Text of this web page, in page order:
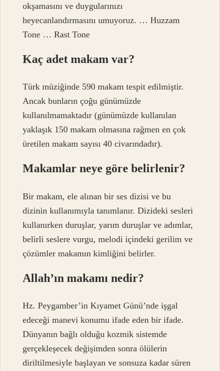
okşamasını ve duygularınızı
heyecanlandırmasını umuyoruz. … Huzzam
Tone … Rast Tone
Kaç adet makam var?
Türk müziğinde 590 makam tespit edilmiştir.
Ancak bunların çoğu günümüzde
kullanılmamaktadır (günümüzde kullanılan
yaklaşık 150 makam olmasına rağmen en çok
üretilen makam sayısı 40 civarındadır).
Makamlar neye göre belirlenir?
Bir makam, ele alınan bir ses dizisi ve bu
dizinin kullanımıyla tanımlanır. Dizideki sesleri
kullanırken duruşlar, yarım duruşlar ve adımlar,
belirli seslere vurgu, melodi içindeki gerilim ve
çözümler makamın kimliğini belirler.
Allah’ın makamı nedir?
Hz. Peygamber’in Kıyamet Günü’nde işgal
edeceği manevi konumu ifade eden bir ifade.
Dünyanın bağlı olduğu kozmik sistemde
gerçekleşecek değişimden sonra ölülerin
diriltilmesiyle başlayan ve sonsuza kadar süren